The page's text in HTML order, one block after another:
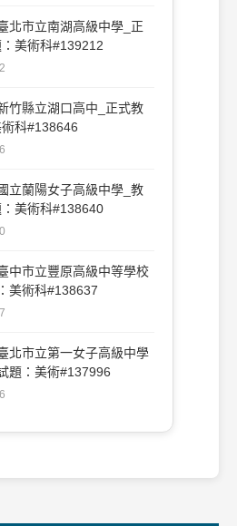
北市立南湖高級中學_正
美術科#139212
竹縣立湖口高中_正式教
科#138646
立蘭陽女子高級中學_教
美術科#138640
中市立豐原高級中等學校
美術科#138637
北市立第一女子高級中學
題：美術#137996